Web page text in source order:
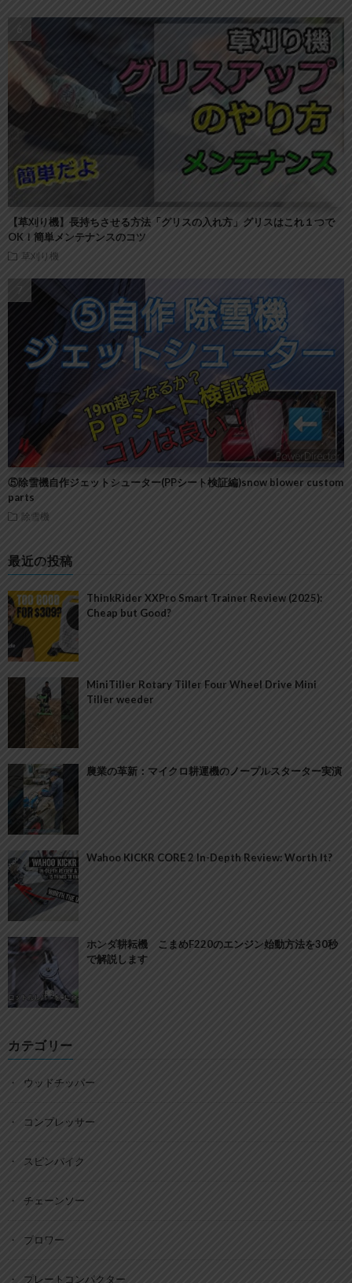
【草刈り機】長持ちさせる方法「グリスの入れ方」グリスはこれ１つで
OK！簡単メンテナンスのコツ
草刈り機
⑤除雪機自作ジェットシューター(PPシート検証編)snow blower custom
parts
除雪機
最近の投稿
ThinkRider XXPro Smart Trainer Review (2025):
Cheap but Good?
MiniTiller Rotary Tiller Four Wheel Drive Mini
Tiller weeder
農業の革新：マイクロ耕運機のノープルスターター実演
Wahoo KICKR CORE 2 In-Depth Review: Worth It?
ホンダ耕耘機 こまめF220のエンジン始動方法を30秒
で解説します
カテゴリー
ウッドチッパー
コンプレッサー
スピンバイク
チェーンソー
ブロワー
プレートコンパクター